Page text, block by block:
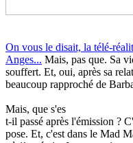
On vous le disait, la télé-
Anges... Mais, pas que. Sa
souffert. Et, oui, après sa
beaucoup rapproché de
Mais, que s'es
t-il passé après l'émission ?
pose. Et, c'est dans le Mad